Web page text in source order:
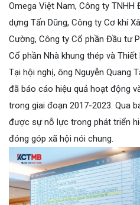
Omega Việt Nam, Công ty
dựng Tấn Dũng, Công ty Cơ khí
Cường, Công ty Cổ phần Đầu tư
Cổ phần Nhà khung thép và Thiết
Tại hội nghị, ông Nguyễn Quang
đã báo cáo hiệu quả hoạt động
trong giai đoạn 2017-2023. Qua
được sự nỗ lực trong phát triển
đóng góp xã hội nói chung.